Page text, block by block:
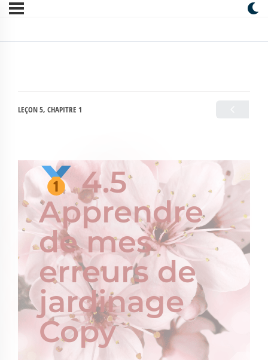
LEÇON 5, CHAPITRE 1
4.5
Apprendre
de mes
erreurs de
jardinage
Copy